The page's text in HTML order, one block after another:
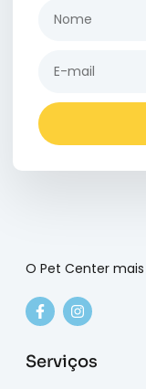
O Pet Center
Serviços